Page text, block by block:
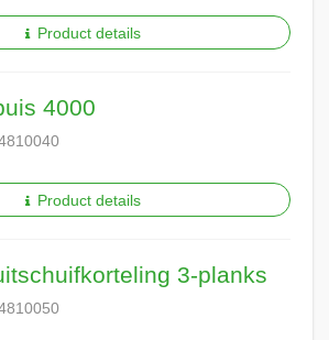
Product details
4000
Product details
3-planks